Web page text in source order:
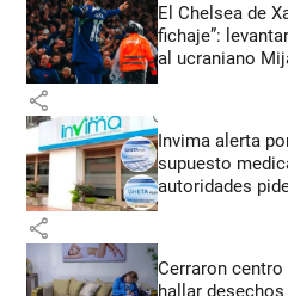
El Chelsea de
fichaje”:
al ucraniano
share
Invima alerta
supuesto
autoridades
share
Cerraron
hallar